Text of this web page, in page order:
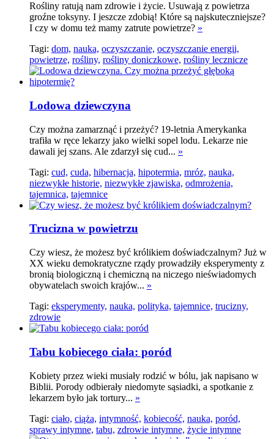
Rośliny ratują nam zdrowie i życie. Usuwają z powietrza
groźne toksyny. I jeszcze zdobią! Które są najskuteczniejsze?
I czy w domu też mamy zatrute powietrze? »
Tagi: dom, nauka, oczyszczanie, oczyszczanie energii,
powietrze, rośliny, rośliny doniczkowe, rośliny lecznicze
Lodowa dziewczyna
Czy można zamarznąć i przeżyć? 19-letnia Amerykanka
trafiła w ręce lekarzy jako wielki sopel lodu. Lekarze nie
dawali jej szans. Ale zdarzył się cud... »
Tagi: cud, cuda, hibernacja, hipotermia, mróz, nauka,
niezwykłe historie, niezwykłe zjawiska, odmrożenia,
tajemnica, tajemnice
Trucizna w powietrzu
Czy wiesz, że możesz być królikiem doświadczalnym? Już w
XX wieku demokratyczne rządy prowadziły eksperymenty z
bronią biologiczną i chemiczną na niczego nieświadomych
obywatelach swoich krajów... »
Tagi: eksperymenty, nauka, polityka, tajemnice, trucizny,
zdrowie
Tabu kobiecego ciała: poród
Kobiety przez wieki musiały rodzić w bólu, jak napisano w
Biblii. Porody odbierały niedomyte sąsiadki, a spotkanie z
lekarzem było jak tortury... »
Tagi: ciało, ciąża, intymność, kobiecość, nauka, poród,
sprawy intymne, tabu, zdrowie intymne, życie intymne